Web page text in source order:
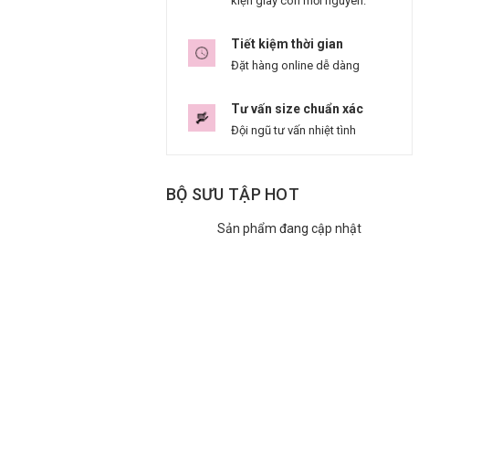
Tiết kiệm thời gian
Đặt hàng online dễ dàng
Tư vấn size chuẩn xác
Đội ngũ tư vấn nhiệt tình
BỘ SƯU TẬP HOT
Sản phẩm đang cập nhật